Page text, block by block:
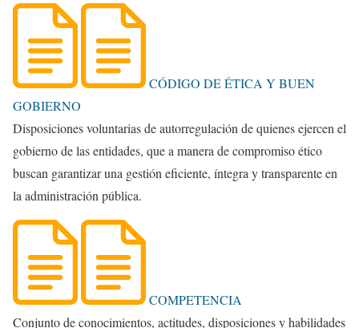
CÓDIGO DE ÉTICA Y BUEN
GOBIERNO
Disposiciones voluntarias de autorregulación de quienes ejercen el
gobierno de las entidades, que a manera de compromiso ético
buscan garantizar una gestión eficiente, íntegra y transparente en
la administración pública.
COMPETENCIA
Conjunto de conocimientos, actitudes, disposiciones y habilidades